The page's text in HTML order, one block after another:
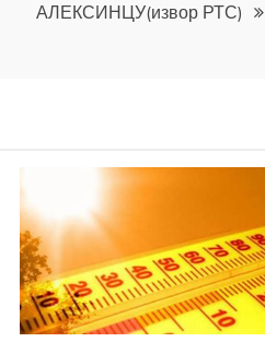
АЛЕКСИНЦУ(извор РТС)